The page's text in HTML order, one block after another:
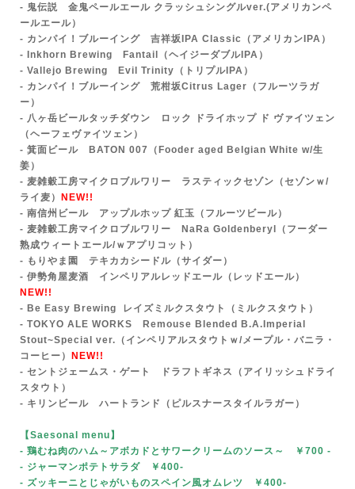
- 鬼伝説 金鬼ペールエール クラッシュシングルver.(アメリカンペ
ールエール）
- カンパイ！ブルーイング 吉祥坂IPA Classic（アメリカンIPA）
- Inkhorn Brewing Fantail（ヘイジーダブルIPA）
- Vallejo Brewing Evil Trinity（トリプルIPA）
- カンパイ！ブルーイング 荒柑坂Citrus Lager（フルーツラガ
ー）
- 八ヶ岳ビールタッチダウン ロック ドライホップ ド ヴァイツェン
（ヘーフェヴァイツェン）
- 箕面ビール BATON 007（Fooder aged Belgian White w/生
姜）
- 麦雑穀工房マイクロブルワリー ラスティックセゾン（セゾンｗ/
ライ麦）
NEW!!
- 南信州ビール アップルホップ 紅玉（フルーツビール）
- 麦雑穀工房マイクロブルワリー NaRa Goldenberyl（フーダー
熟成ウィートエール/ｗアプリコット）
- もりやま園 テキカカシードル（サイダー）
- 伊勢角屋麦酒 インペリアルレッドエール（レッドエール）
NEW!!
- Be Easy Brewing
レイズミルクスタウト（ミルクスタウト）
- TOKYO ALE WORKS Remouse Blended B.A.Imperial
Stout~Special ver.（インペリアルスタウトｗ/メープル・バニラ・
コーヒー）
NEW!!
- セントジェームス・ゲート ドラフトギネス（アイリッシュドライ
スタウト）
- キリンビール ハートランド（ピルスナースタイルラガー）
【Saesonal menu 】
- 鶏むね肉のハム～アボカドとサワークリームのソース～ ￥700 -
- ジャーマンポテトサラダ ￥400-
- ズッキーニとじゃがいものスペイン風オムレツ ￥400-